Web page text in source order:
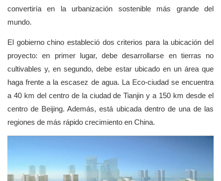
convertiría en la urbanización sostenible más grande del
mundo.
El gobierno chino estableció dos criterios para la ubicación del
proyecto: en primer lugar, debe desarrollarse en tierras no
cultivables y, en segundo, debe estar ubicado en un área que
haga frente a la escasez de agua. La Eco-ciudad se encuentra
a 40 km del centro de la ciudad de Tianjin y a 150 km desde el
centro de Beijing. Además, está ubicada dentro de una de las
regiones de más rápido crecimiento en China.